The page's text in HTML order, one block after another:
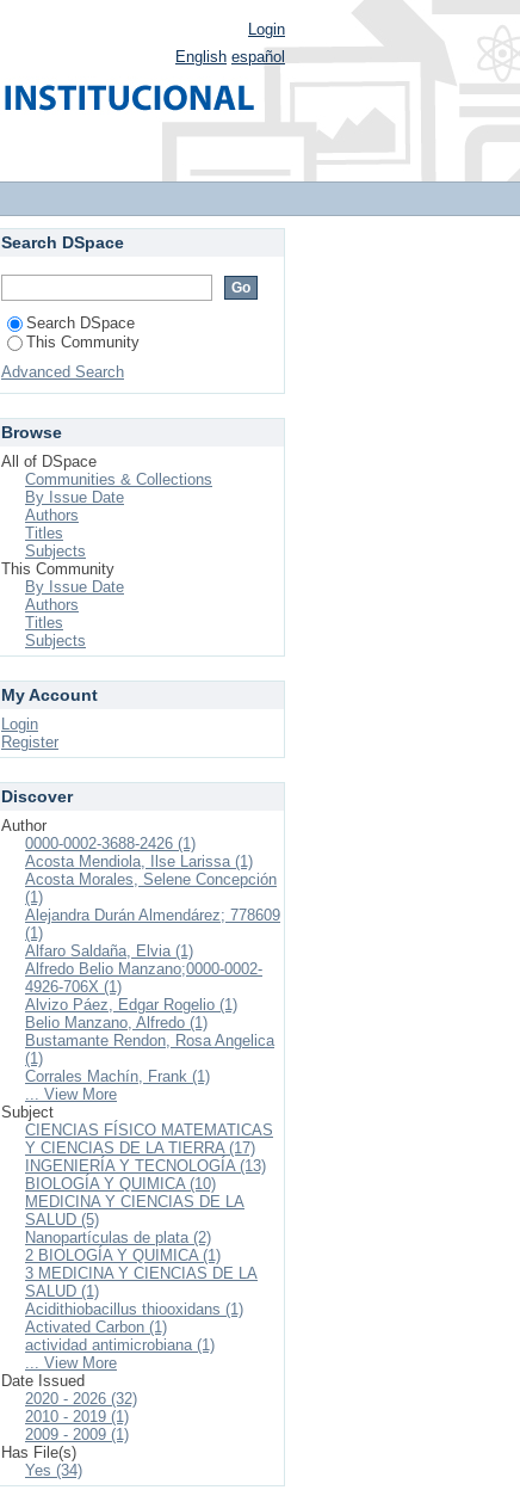
Login
English español
Search DSpace
Search DSpace
This Community
Advanced Search
Browse
All of DSpace
Communities & Collections
By Issue Date
Authors
Titles
Subjects
This Community
By Issue Date
Authors
Titles
Subjects
My Account
Login
Register
Discover
Author
0000-0002-3688-2426 (1)
Acosta Mendiola, Ilse Larissa (1)
Acosta Morales, Selene Concepción
(1)
Alejandra Durán Almendárez; 778609
(1)
Alfaro Saldaña, Elvia (1)
Alfredo Belio Manzano;0000-0002-
4926-706X (1)
Alvizo Páez, Edgar Rogelio (1)
Belio Manzano, Alfredo (1)
Bustamante Rendon, Rosa Angelica
(1)
Corrales Machín, Frank (1)
... View More
Subject
CIENCIAS FÍSICO MATEMATICAS
Y CIENCIAS DE LA TIERRA (17)
INGENIERÍA Y TECNOLOGÍA (13)
BIOLOGÍA Y QUIMICA (10)
MEDICINA Y CIENCIAS DE LA
SALUD (5)
Nanopartículas de plata (2)
2 BIOLOGÍA Y QUIMICA (1)
3 MEDICINA Y CIENCIAS DE LA
SALUD (1)
Acidithiobacillus thiooxidans (1)
Activated Carbon (1)
actividad antimicrobiana (1)
... View More
Date Issued
2020 - 2026 (32)
2010 - 2019 (1)
2009 - 2009 (1)
Has File(s)
Yes (34)